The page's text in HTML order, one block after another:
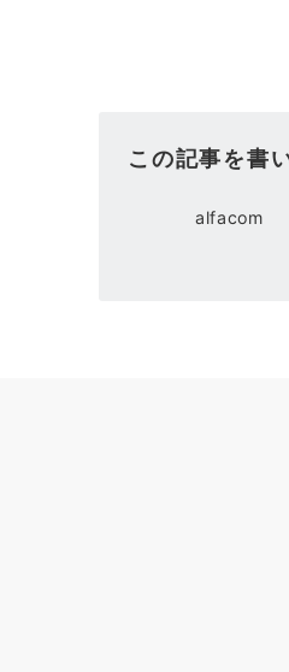
この記事を書
alfacom